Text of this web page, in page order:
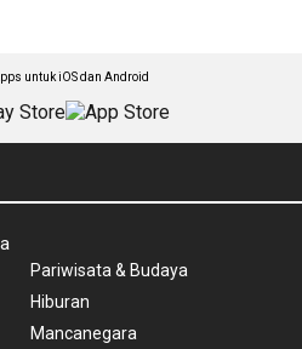
untuk iOS dan Android
Pariwisata & Budaya
Hiburan
Mancanegara